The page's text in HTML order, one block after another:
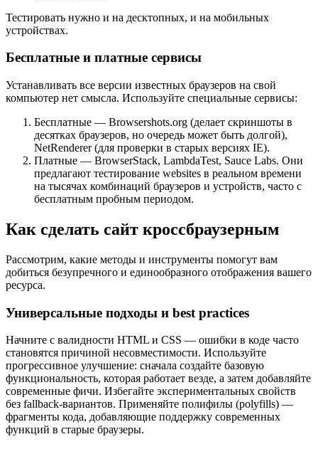
Тестировать нужно и на десктопных, и на мобильных
устройствах.
Бесплатные и платные сервисы
Устанавливать все версии известных браузеров на свой
компьютер нет смысла. Используйте специальные сервисы:
Бесплатные — Browsershots.org (делает скриншоты в
десятках браузеров, но очередь может быть долгой),
NetRenderer (для проверки в старых версиях IE).
Платные — BrowserStack, LambdaTest, Sauce Labs. Они
предлагают тестирование websites в реальном времени
на тысячах комбинаций браузеров и устройств, часто с
бесплатным пробным периодом.
Как сделать сайт кроссбраузерным
Рассмотрим, какие методы и инструменты помогут вам
добиться безупречного и единообразного отображения вашего
ресурса.
Универсальные подходы и best practices
Начните с валидности HTML и CSS — ошибки в коде часто
становятся причиной несовместимости. Используйте
прогрессивное улучшение: сначала создайте базовую
функциональность, которая работает везде, а затем добавляйте
современные фичи. Избегайте экспериментальных свойств
без fallback-вариантов. Применяйте полифилы (polyfills) —
фрагменты кода, добавляющие поддержку современных
функций в старые браузеры.